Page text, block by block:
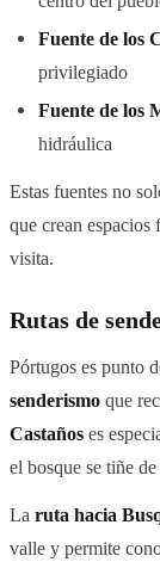
Fuente de los
privilegiado
Fuente de los
hidráulica
Estas fuentes no
que crean espacios
visita.
Rutas de
Pórtugos es punto
senderismo que
Castaños es
el bosque se tiñe
La ruta hacia
valle y permite